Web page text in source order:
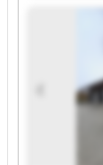
Widoberg
Widoberg
Widoberg
Widoberg
Widoberg
Widoberg
Widoberg
Widoberg
Widoberg
Widoberg
Widoberg
Widoberg